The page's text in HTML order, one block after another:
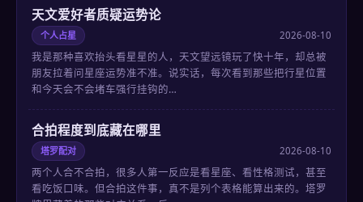
天文爱好者质疑运势论
个人占星 2026-08-10
我是那种喜欢抬头看星星的人，天文望远镜玩了快十年，却总被
朋友拉着问星座运势准不准。说实话，每次看到那些把行星位置
和今天会不会堵车强行挂钩的…
合拍程度到底藏在哪里
塔罗配对 2026-08-10
两个人合不合拍，很多人第一反应是看星座、看性格测试，甚至
看吃饭口味。但合拍这件事，真不是列个表格能算出来的。塔罗